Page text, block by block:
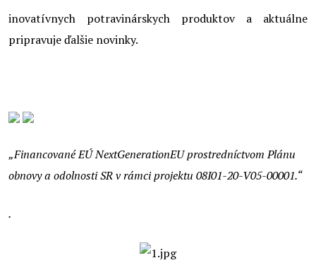
inovatívnych potravinárskych produktov a aktuálne
pripravuje ďalšie novinky.
„Financované EÚ NextGenerationEU prostredníctvom Plánu
obnovy a odolnosti SR v rámci projektu 08I01-20-V05-00001.“
.